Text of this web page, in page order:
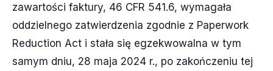
zawartości faktury, 46 CFR 541.6, wymagała
oddzielnego zatwierdzenia zgodnie z Paperwork
Reduction Act i stała się egzekwowalna w tym
samym dniu, 28 maja 2024 r., po zakończeniu tej